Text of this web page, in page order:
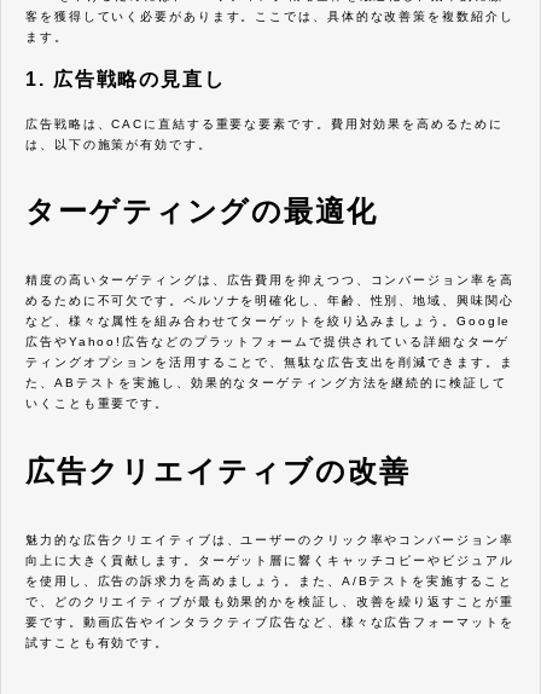
客を獲得していく必要があります。ここでは、具体的な改善策を複数紹介し
ます。
1. 広告戦略の見直し
広告戦略は、CACに直結する重要な要素です。費用対効果を高めるために
は、以下の施策が有効です。
ターゲティングの最適化
精度の高いターゲティングは、広告費用を抑えつつ、コンバージョン率を高
めるために不可欠です。ペルソナを明確化し、年齢、性別、地域、興味関心
など、様々な属性を組み合わせてターゲットを絞り込みましょう。Google
広告やYahoo!広告などのプラットフォームで提供されている詳細なターゲ
ティングオプションを活用することで、無駄な広告支出を削減できます。ま
た、ABテストを実施し、効果的なターゲティング方法を継続的に検証して
いくことも重要です。
広告クリエイティブの改善
魅力的な広告クリエイティブは、ユーザーのクリック率やコンバージョン率
向上に大きく貢献します。ターゲット層に響くキャッチコピーやビジュアル
を使用し、広告の訴求力を高めましょう。また、A/Bテストを実施すること
で、どのクリエイティブが最も効果的かを検証し、改善を繰り返すことが重
要です。動画広告やインタラクティブ広告など、様々な広告フォーマットを
試すことも有効です。